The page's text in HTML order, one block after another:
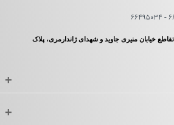
خیابان منیری جاوید و شهدای ژاندارمری، پلاک
+
+